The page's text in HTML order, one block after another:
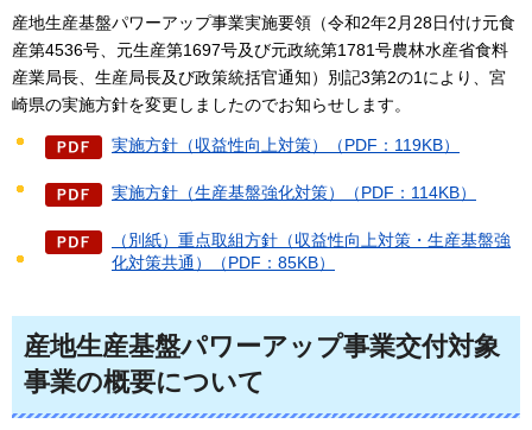
産地生産基盤パワーアップ事業実施要領（令和2年2月28日付け元食
産第4536号、元生産第1697号及び元政統第1781号農林水産省食料
産業局長、生産局長及び政策統括官通知）別記3第2の1により、宮
崎県の実施方針を変更しましたのでお知らせします。
実施方針（収益性向上対策）（PDF：119KB）
実施方針（生産基盤強化対策）（PDF：114KB）
（別紙）重点取組方針（収益性向上対策・生産基盤強
化対策共通）（PDF：85KB）
産地生産基盤パワーアップ事業交付対象
事業の概要について